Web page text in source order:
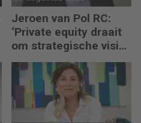
Jeroen van Pol RC:
‘Private equity draait
om strategische visie
én operational
excellence’